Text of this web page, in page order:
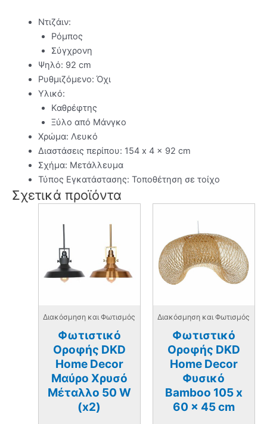
Ντιζάιν:
Ρόμπος
Σύγχρονη
Ψηλό: 92 cm
Ρυθμιζόμενο: Όχι
Υλικό:
Καθρέφτης
Ξύλο από Μάνγκο
Χρώμα: Λευκό
Διαστάσεις περίπου: 154 x 4 x 92 cm
Σχήμα: Μετάλλευμα
Τύπος Εγκατάστασης: Τοποθέτηση σε τοίχο
Σχετικά προϊόντα
Διακόσμηση και Φωτισμός
Φωτιστικό
Οροφής DKD
Home Decor
Μαύρο Χρυσό
Μέταλλο 50 W
(x2)
Διακόσμηση και Φωτισμός
Φωτιστικό
Οροφής DKD
Home Decor
Φυσικό
Bamboo 105 x
60 x 45 cm